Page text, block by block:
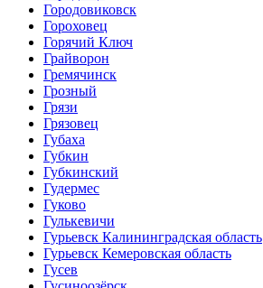
Городовиковск
Гороховец
Горячий Ключ
Грайворон
Гремячинск
Грозный
Грязи
Грязовец
Губаха
Губкин
Губкинский
Гудермес
Гуково
Гулькевичи
Гурьевск Калининградская область
Гурьевск Кемеровская область
Гусев